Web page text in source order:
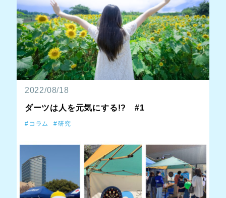
2022/08/18
ダーツは人を元気にする!? #1
コラム 研究